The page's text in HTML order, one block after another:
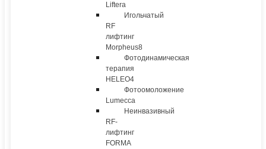
Liftera
Игольчатый
RF
лифтинг
Morpheus8
Фотодинамическая
терапия
HELEO4
Фотоомоложение
Lumecca
Неинвазивный
RF-
лифтинг
FORMA